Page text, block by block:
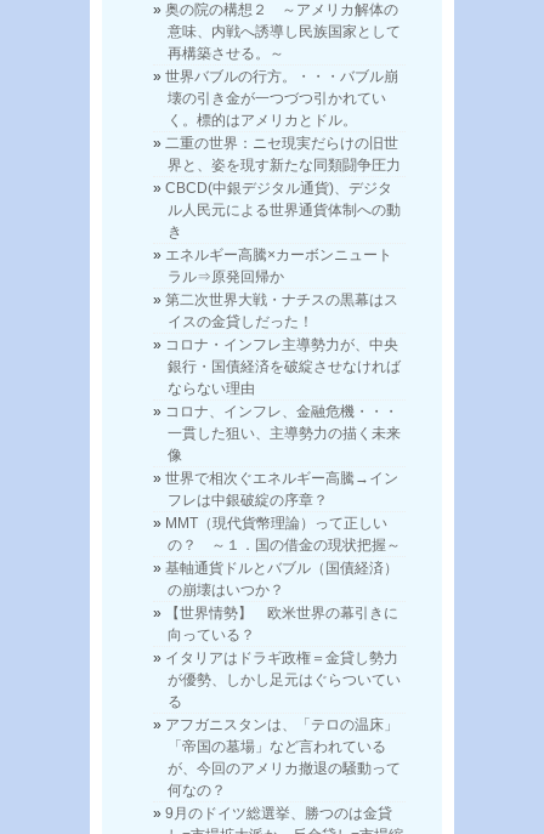
奥の院の構想２ ～アメリカ解体の
意味、内戦へ誘導し民族国家として
再構築させる。～
世界バブルの行方。・・・バブル崩
壊の引き金が一つづつ引かれてい
く。標的はアメリカとドル。
二重の世界：ニセ現実だらけの旧世
界と、姿を現す新たな同類闘争圧力
CBCD(中銀デジタル通貨)、デジタ
ル人民元による世界通貨体制への動
き
エネルギー高騰×カーボンニュート
ラル⇒原発回帰か
第二次世界大戦・ナチスの黒幕はス
イスの金貸しだった！
コロナ・インフレ主導勢力が、中央
銀行・国債経済を破綻させなければ
ならない理由
コロナ、インフレ、金融危機・・・
一貫した狙い、主導勢力の描く未来
像
世界で相次ぐエネルギー高騰→イン
フレは中銀破綻の序章？
MMT（現代貨幣理論）って正しい
の？ ～１．国の借金の現状把握～
基軸通貨ドルとバブル（国債経済）
の崩壊はいつか？
【世界情勢】 欧米世界の幕引きに
向っている？
イタリアはドラギ政権＝金貸し勢力
が優勢、しかし足元はぐらついてい
る
アフガニスタンは、「テロの温床」
「帝国の墓場」など言われている
が、今回のアメリカ撤退の騒動って
何なの？
9月のドイツ総選挙、勝つのは金貸